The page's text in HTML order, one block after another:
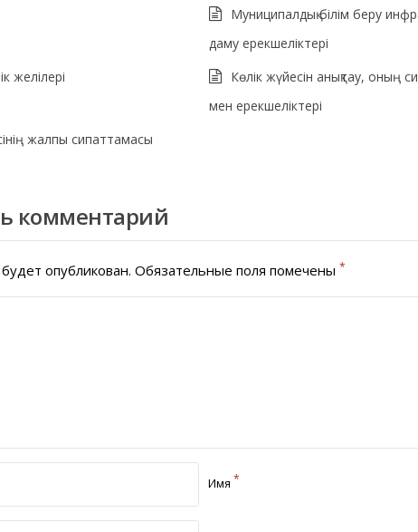
Муниципалдық білім беру
даму ерекшеліктері
желілері
Көлік жүйесін анықтау, оның
мен ерекшеліктері
жалпы сипаттамасы
комментарий
опубликован. Обязательные поля помечены *
Имя *